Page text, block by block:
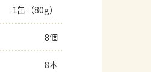
1缶（80g）
8個
8本